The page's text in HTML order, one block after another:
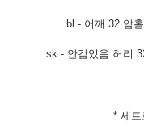
bl - 어깨 32 암
sk - 안감있음 허리
* 세트